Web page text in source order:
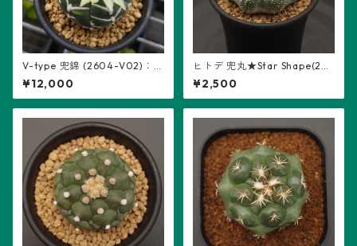
V-type 兜錦 (2604-V02)：
アストロフィツム属 ※実生
¥12,000
ヒトデ 兜丸★Star Shape(26
04-S03)：アストロフィツム
属 ※実生
¥2,500